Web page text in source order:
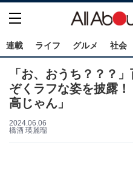
連載 ライフ グルメ 社会
「お、おうち？？？
ぞくラフな姿を披露
高じゃん」
2024.06.06
橋酒 瑛麗瑠